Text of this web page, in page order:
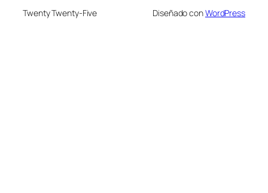
Twenty Twenty-Five Diseñado conWordPress